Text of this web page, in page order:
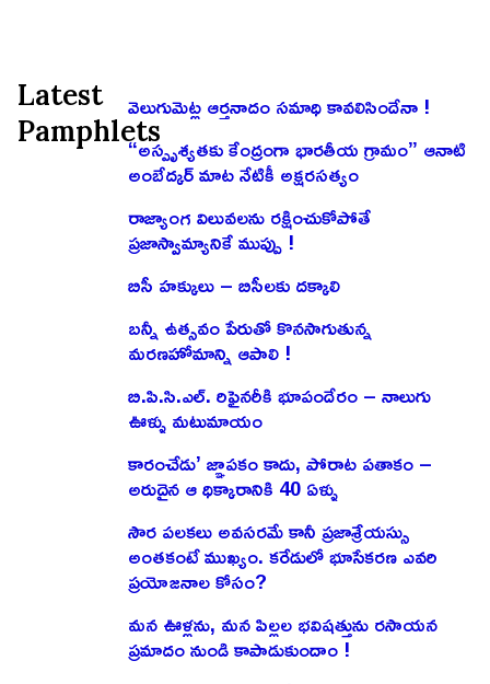
Latest
Pamphlets
వెలుగుమెట్ల ఆర్తనాదం సమాధి కావలిసిందేనా !
“అస్పృశ్యతకు కేంద్రంగా భారతీయ గ్రామం” ఆనాటి
అంబేద్కర్ మాట నేటికీ అక్షరసత్యం
రాజ్యాంగ విలువలను రక్షించుకోపోతే
ప్రజాస్వామ్యానికే ముప్పు !
బిసీ హక్కులు – బిసీలకు దక్కాలి
బన్నీ ఉత్సవం పేరుతో కొనసాగుతున్న
మరణహోమాన్ని ఆపాలి !
బి.పి.సి.ఎల్. రిఫైనరీకి భూపందేరం – నాలుగు
ఊళ్ళు మటుమాయం
కారంచేడు’ జ్ఞాపకం కాదు, పోరాట పతాకం –
అరుదైన ఆ ధిక్కారానికి 40 ఏళ్ళు
సౌర పలకలు అవసరమే కానీ ప్రజాశ్రేయస్సు
అంతకంటే ముఖ్యం. కరేడులో భూసేకరణ ఎవరి
ప్రయోజనాల కోసం?
మన ఊళ్లను, మన పిల్లల భవిషత్తును రసాయన
ప్రమాదం నుండి కాపాడుకుందాం !